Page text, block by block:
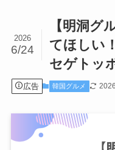
【明洞グ
てほしい
セゲトッ
2026
6/24
広告 韓国グルメ